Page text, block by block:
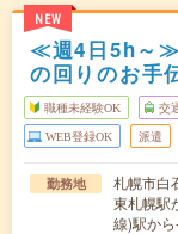
NEW
≪週4日5h～≫
の回りのお手
職種未経験OK 交
WEB登録OK 派遣
勤務地
札幌市白
東札幌駅
線)駅か